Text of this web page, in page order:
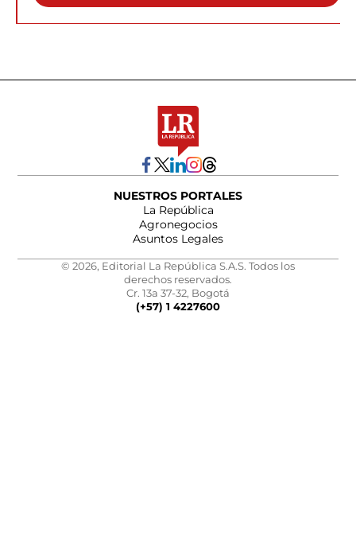
NUESTROS PORTALES
La República
Agronegocios
Asuntos Legales
© 2026, Editorial La República S.A.S. Todos los
derechos reservados.
Cr. 13a 37-32, Bogotá
(+57) 1 4227600